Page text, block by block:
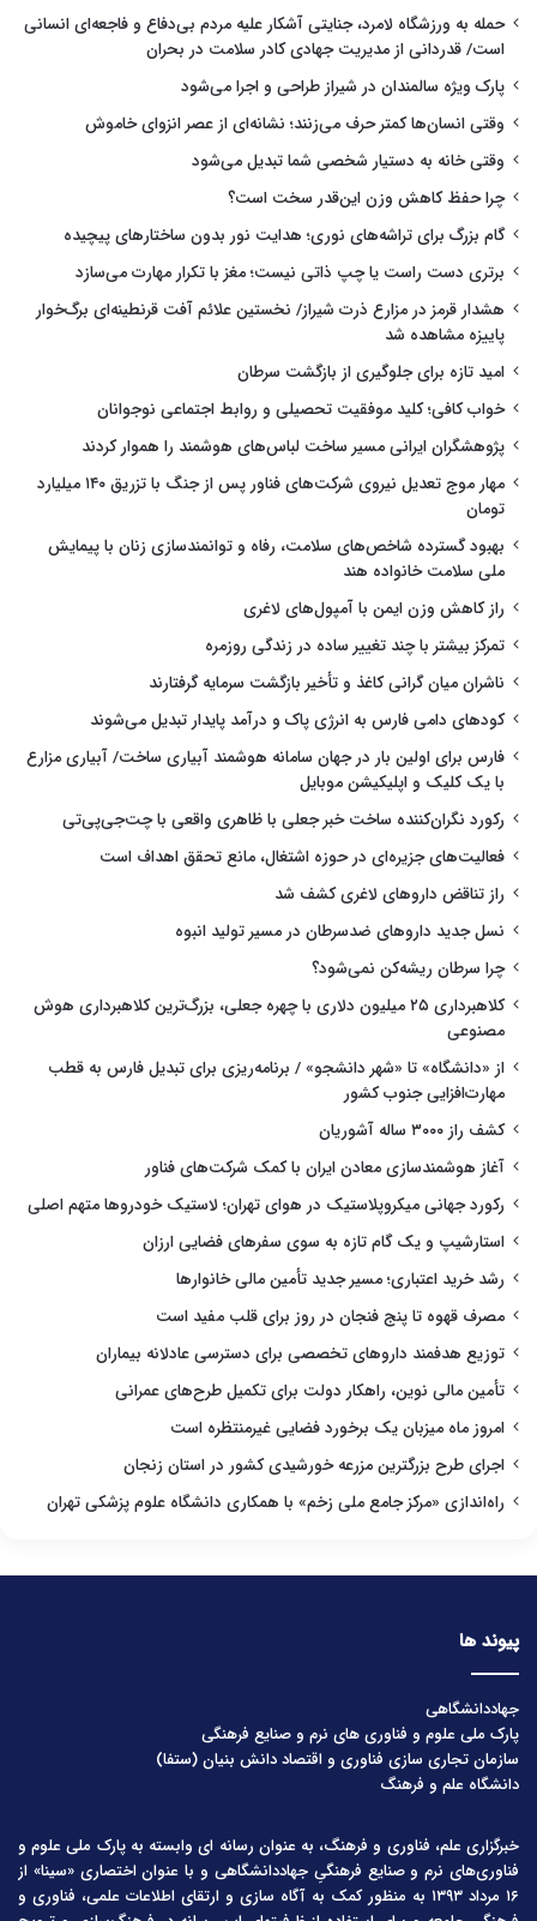
حمله به ورزشگاه لامرد، جنایتی آشکار علیه مردم بی‌دفاع و فاجعه‌ای انسانی
است/ قدردانی از مدیریت جهادی کادر سلامت در بحران
پارک ویژه سالمندان در شیراز طراحی و اجرا می‌شود
وقتی انسان‌ها کمتر حرف می‌زنند؛ نشانه‌ای از عصر انزوای خاموش
وقتی خانه به دستیار شخصی شما تبدیل می‌شود
چرا حفظ کاهش وزن این‌قدر سخت است؟
گام بزرگ برای تراشه‌های نوری؛ هدایت نور بدون ساختارهای پیچیده
برتری دست راست یا چپ ذاتی نیست؛ مغز با تکرار مهارت می‌سازد
هشدار قرمز در مزارع ذرت شیراز/ نخستین علائم آفت قرنطینه‌ای برگ‌خوار
پاییزه مشاهده شد
امید تازه برای جلوگیری از بازگشت سرطان
خواب کافی؛ کلید موفقیت تحصیلی و روابط اجتماعی نوجوانان
پژوهشگران ایرانی مسیر ساخت لباس‌های هوشمند را هموار کردند
مهار موج تعدیل نیروی شرکت‌های فناور پس از جنگ با تزریق ۱۴۰ میلیارد
تومان
بهبود گسترده شاخص‌های سلامت، رفاه و توانمندسازی زنان با پیمایش
ملی سلامت خانواده هند
راز کاهش وزن ایمن با آمپول‌های لاغری
تمرکز بیشتر با چند تغییر ساده در زندگی روزمره
ناشران میان گرانی کاغذ و تأخیر بازگشت سرمایه گرفتارند
کودهای دامی فارس به انرژی پاک و درآمد پایدار تبدیل می‌شوند
فارس برای اولین بار در جهان سامانه هوشمند آبیاری ساخت/ آبیاری مزارع
با یک کلیک و اپلیکیشن موبایل
رکورد نگران‌کننده ساخت خبر جعلی با ظاهری واقعی با چت‌جی‌پی‌تی
فعالیت‌های جزیره‌ای در حوزه اشتغال، مانع تحقق اهداف است
راز تناقض داروهای لاغری کشف شد
نسل جدید داروهای ضدسرطان در مسیر تولید انبوه
چرا سرطان ریشه‌کن نمی‌شود؟
کلاهبرداری ۲۵ میلیون دلاری با چهره جعلی، بزرگ‌ترین کلاهبرداری هوش
مصنوعی
از «دانشگاه» تا «شهر دانشجو» / برنامه‌ریزی برای تبدیل فارس به قطب
مهارت‌افزایی جنوب کشور
کشف راز ۳۰۰۰ ساله آشوریان
آغاز هوشمندسازی معادن ایران با کمک شرکت‌های فناور
رکورد جهانی میکروپلاستیک در هوای تهران؛ لاستیک خودروها متهم اصلی
استارشیپ و یک گام تازه به سوی سفرهای فضایی ارزان
رشد خرید اعتباری؛ مسیر جدید تأمین مالی خانوارها
مصرف قهوه تا پنج فنجان در روز برای قلب مفید است
توزیع هدفمند داروهای تخصصی برای دسترسی عادلانه بیماران
تأمین مالی نوین، راهکار دولت برای تکمیل طرح‌های عمرانی
امروز ماه میزبان یک برخورد فضایی غیرمنتظره است
اجرای طرح بزرگترین مزرعه خورشیدی کشور در استان زنجان
راه‌اندازی «مرکز جامع ملی زخم» با همکاری دانشگاه علوم پزشکی تهران
پیوند ها
جهاددانشگاهی
پارک ملی علوم و فناوری های نرم و صنایع فرهنگی
سازمان تجاری سازی فناوری و اقتصاد دانش بنیان (ستفا)
دانشگاه علم و فرهنگ
خبرگزاری علم، فناوری و فرهنگ، به عنوان رسانه ای وابسته به پارک ملی علوم و
فناوری‌های نرم و صنایع فرهنگیِ جهاددانشگاهی و با عنوان اختصاری «سینا» از
۱۶ مرداد ۱۳۹۳ به منظور کمک به آگاه سازی و ارتقای اطلاعات علمی، فناوری و